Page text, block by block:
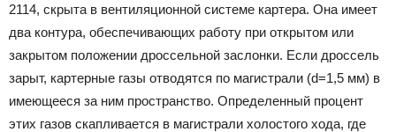
2114, скрыта в вентиляционной системе картера. Она имеет
два контура, обеспечивающих работу при открытом или
закрытом положении дроссельной заслонки. Если дроссель
зарыт, картерные газы отводятся по магистрали (d=1,5 мм) в
имеющееся за ним пространство. Определенный процент
этих газов скапливается в магистрали холостого хода, где